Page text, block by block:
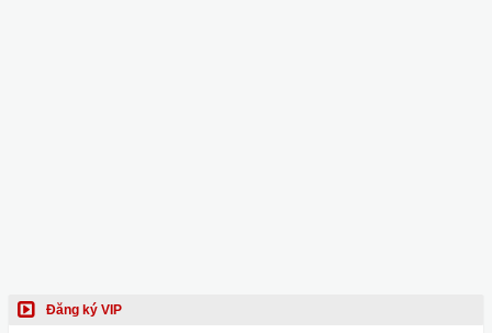
Đăng ký VIP